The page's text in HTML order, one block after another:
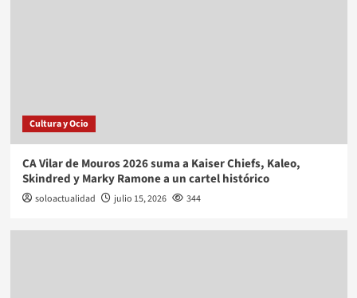
Cultura y Ocio
CA Vilar de Mouros 2026 suma a Kaiser Chiefs, Kaleo,
Skindred y Marky Ramone a un cartel histórico
soloactualidad julio 15, 2026 344